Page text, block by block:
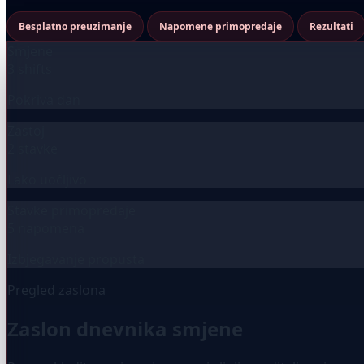
Besplatno preuzimanje Napomene primopredaje Rezultati
Pregled zaslona
Zaslon dnevnika smjene